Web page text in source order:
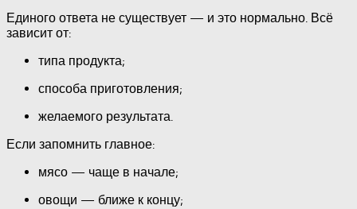
Единого ответа не существует — и это нормально. Всё
зависит от:
типа продукта;
способа приготовления;
желаемого результата.
Если запомнить главное:
мясо — чаще в начале;
овощи — ближе к концу;